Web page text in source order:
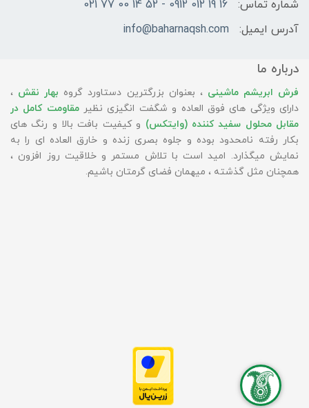
شماره تماس:
16 19 012 0912 - 52 14 00 77 021
آدرس ایمیل:
info@baharnaqsh.com
درباره ما
فرش ابریشم ماشینی ، بعنوان بزرگترین دستاورد گروه بهار نقش ،
دارای ویژگی های فوق العاده و شگفت انگیزی نظیرمقاومت کامل در
مقابل محلول سفید کننده (وایتکس) و کیفیت بافت بالا و رنگ های
بکار رفته نامحدود بوده و جلوه بصری زنده و خارق العاده ای را به
نمایش میگذارد. امید است با تلاش مستمر و خلاقیت روز افزون ،
همچنان مثل گذشته ، میهمان فضای گرمتان باشیم.